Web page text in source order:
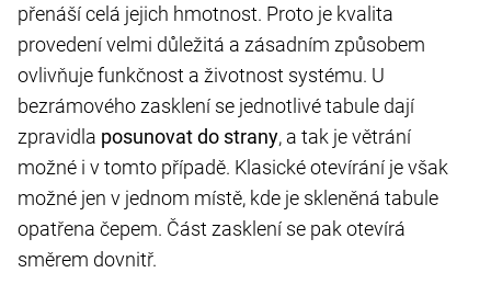
přenáší celá jejich hmotnost. Proto je kvalita
provedení velmi důležitá a zásadním způsobem
ovlivňuje funkčnost a životnost systému. U
bezrámového zasklení se jednotlivé tabule dají
zpravidla posunovat do strany, a tak je větrání
možné i v tomto případě. Klasické otevírání je však
možné jen v jednom místě, kde je skleněná tabule
opatřena čepem. Část zasklení se pak otevírá
směrem dovnitř.